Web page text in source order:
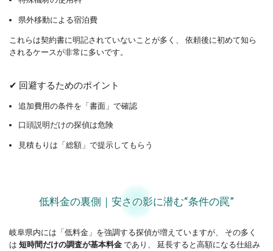
県外移動による宿泊費
これらは契約書に明記されていないことが多く、 依頼後に初めて知ら
されるケースが非常に多いです。
✔ 回避するためのポイント
追加費用の条件を「書面」で確認
口頭説明だけの探偵は危険
見積もりは「総額」で提示してもらう
低料金の裏側｜安さの影に潜む“条件の罠”
岐阜県内には「低料金」を強調する探偵が増えていますが、 その多く
は 短時間だけの調査が基本料金であり、 延長すると高額になる仕組み